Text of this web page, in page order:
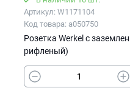
Артикул: W1171104
Код товара: a050750
Розетка Werkel с
рифленый)